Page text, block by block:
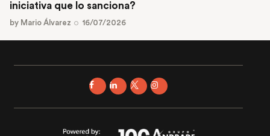
iniciativa que lo sanciona?
by Mario Álvarez 16/07/2026